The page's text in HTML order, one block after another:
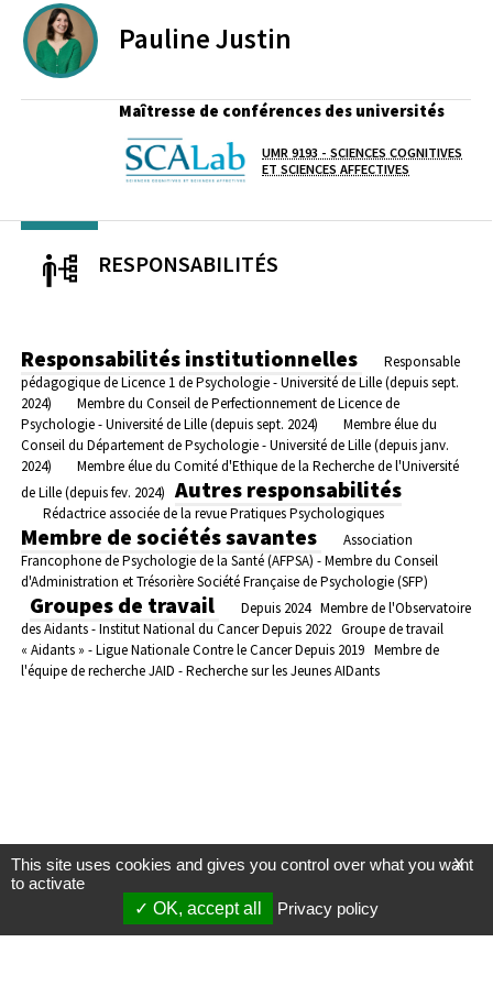
PaulineJustin
Maîtresse de conférences des universités
Laboratoire / équipe
UMR 9193 - SCIENCES COGNITIVES
ET SCIENCES AFFECTIVES
RESPONSABILITÉS
Responsabilités institutionnelles
Responsable
pédagogique de Licence 1 de Psychologie - Université de Lille (depuis sept.
2024)
Membre du Conseil de Perfectionnement de Licence de
Psychologie - Université de Lille (depuis sept. 2024)
Membre élue du
Conseil du Département de Psychologie - Université de Lille (depuis janv.
2024)
Membre élue du Comité d'Ethique de la Recherche de l'Université
de Lille (depuis fev. 2024) Autres responsabilités
Rédactrice associée de la revue Pratiques Psychologiques
Membre de sociétés savantes
Association
Francophone de Psychologie de la Santé (AFPSA) - Membre du Conseil
d'Administration et TrésorièreSociété Française de Psychologie (SFP)
Groupes de travail
Depuis 2024 Membre de l'Observatoire
des Aidants - Institut National du CancerDepuis 2022 Groupe de travail
« Aidants » - Ligue Nationale Contre le CancerDepuis 2019 Membre de
l'équipe de recherche JAID - Recherche sur les Jeunes AIDants
X
This site uses cookies and gives you control over what you want
to activate
OK, accept all
Privacy policy